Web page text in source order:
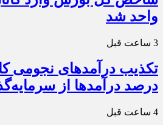
واحد شد
3 ساعت قبل
درصد درآمدها از
4 ساعت قبل